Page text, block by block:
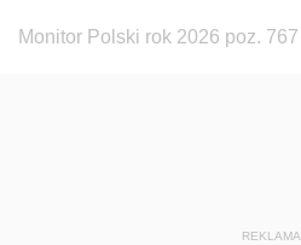
Monitor Polski rok 2026 poz. 767
REKLAMA